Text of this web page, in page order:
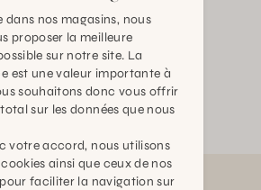
FOND BLEU GRIS
CF2605604SC1
2000000583106
BT.P81148.0000.GR22.0000
dans nos magasins, nous
proposer la meilleure
sur notre site. La
est une valeur importante à
souhaitons donc vous offrir
sur les données que nous
votre accord, nous utilisons
ainsi que ceux de nos
faciliter la navigation sur